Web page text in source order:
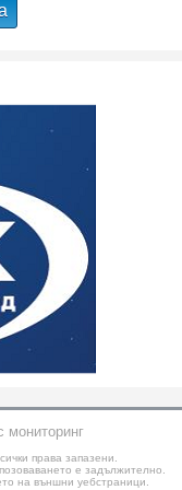
мониторинг
права запазени.
е задължително.
на външни уебстраници.